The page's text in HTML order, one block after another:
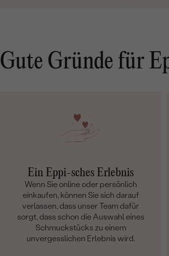
Gute Gründe für
Ein Eppi-sches Erlebnis
Wenn Sie online oder persönlich
einkaufen, können Sie sich darauf
verlassen, dass unser Team dafür
sorgt, dass schon die Auswahl eines
Schmuckstücks zu einem
unvergesslichen Erlebnis wird.